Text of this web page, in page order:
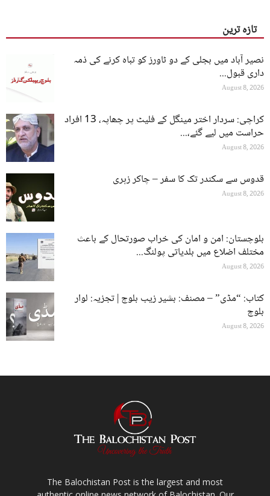
تازہ ترین
نصیر آباد میں بجلی کے دو ٹاورز کو تباہ کرنے کی ذمہ
داری قبول...
August 8, 2026
کراچی: سردار اختر مینگل کے فلیٹ پر چھاپہ، 13 افراد
حراست میں لیے گئے،...
August 8, 2026
قدوس سے سکندر تک کا سفر – چاکر زہری
August 8, 2026
بلوچستان: امن و امان کی خراب صورتحال کے باعث
مختلف اضلاع میں بلدیاتی پولنگ...
August 8, 2026
کتاب: “مڈی” – مصنف: بشیر زیب بلوچ | تجزیہ: لوار
بلوچ
August 8, 2026
The Balochistan Post is the largest and most